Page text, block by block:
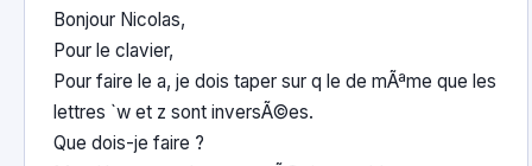
Bonjour Nicolas,
Pour le clavier,
Pour faire le a, je dois taper sur q le de mÃªme que les
lettres `w et z sont inversÃ©es.
Que dois-je faire ?